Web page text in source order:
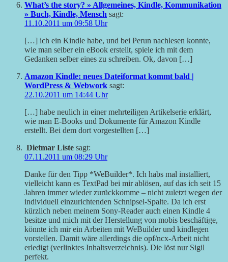
What’s the story? » Allgemeines, Kindle, Kommunikation
» Buch, Kindle, Mensch sagt:
11.10.2011 um 09:58 Uhr
[…] ich ein Kindle habe, und bei Perun nachlesen konnte,
wie man selber ein eBook erstellt, spiele ich mit dem
Gedanken selber eines zu schreiben. Ok, davon […]
Amazon Kindle: neues Dateiformat kommt bald |
WordPress & Webwork sagt:
22.10.2011 um 14:44 Uhr
[…] habe neulich in einer mehrteiligen Artikelserie erklärt,
wie man E-Books und Dokumente für Amazon Kindle
erstellt. Bei dem dort vorgestellten […]
Dietmar Liste sagt:
07.11.2011 um 08:29 Uhr
Danke für den Tipp *WeBuilder*. Ich habs mal installiert,
vielleicht kann es TextPad bei mir ablösen, auf das ich seit 15
Jahren immer wieder zurückkomme – nicht zuletzt wegen der
individuell einzurichtenden Schnipsel-Spalte. Da ich erst
kürzlich neben meinem Sony-Reader auch einen Kindle 4
besitze und mich mit der Herstellung von mobis beschäftige,
könnte ich mir ein Arbeiten mit WeBuilder und kindlegen
vorstellen. Damit wäre allerdings die opf/ncx-Arbeit nicht
erledigt (verlinktes Inhaltsverzeichnis). Die löst nur Sigil
perfekt.